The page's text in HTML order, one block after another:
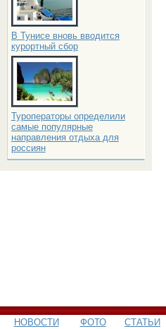
В Тунисе вновь вводится
курортный сбор
Туроператоры определили
самые популярные
направления отдыха для
россиян
НОВОСТИ ФОТО СТАТЬИ